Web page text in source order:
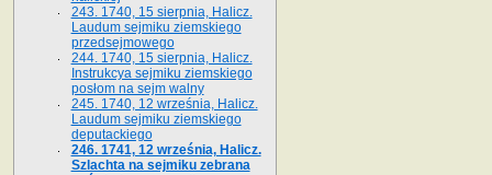
243. 1740, 15 sierpnia, Halicz.
Laudum sejmiku ziemskiego
przedsejmowego
244. 1740, 15 sierpnia, Halicz.
Instrukcya sejmiku ziemskiego
posłom na sejm walny
245. 1740, 12 września, Halicz.
Laudum sejmiku ziemskiego
deputackiego
246. 1741, 12 września, Halicz.
Szlachta na sejmiku zebrana